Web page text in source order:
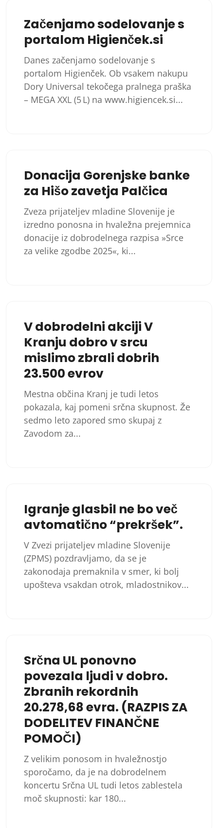
Začenjamo sodelovanje s
portalom Higienček.si
Danes začenjamo sodelovanje s
portalom Higienček. Ob vsakem nakupu
Dory Universal tekočega pralnega praška
– MEGA XXL (5 L) na www.higiencek.si...
Donacija Gorenjske banke
za Hišo zavetja Palčica
Zveza prijateljev mladine Slovenije je
izredno ponosna in hvaležna prejemnica
donacije iz dobrodelnega razpisa »Srce
za velike zgodbe 2025«, ki...
V dobrodelni akciji V
Kranju dobro v srcu
mislimo zbrali dobrih
23.500 evrov
Mestna občina Kranj je tudi letos
pokazala, kaj pomeni srčna skupnost. Že
sedmo leto zapored smo skupaj z
Zavodom za...
Igranje glasbil ne bo več
avtomatično “prekršek”.
V Zvezi prijateljev mladine Slovenije
(ZPMS) pozdravljamo, da se je
zakonodaja premaknila v smer, ki bolj
upošteva vsakdan otrok, mladostnikov...
Srčna UL ponovno
povezala ljudi v dobro.
Zbranih rekordnih
20.278,68 evra. (RAZPIS ZA
DODELITEV FINANČNE
POMOČI)
Z velikim ponosom in hvaležnostjo
sporočamo, da je na dobrodelnem
koncertu Srčna UL tudi letos zablestela
moč skupnosti: kar 180...